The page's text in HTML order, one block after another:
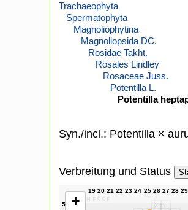
Trachaeophyta
Spermatophyta
Magnoliophytina
Magnoliopsida DC.
Rosidae Takht.
Rosales Lindley
Rosaceae Juss.
Potentilla L.
Potentilla
Syn./incl.: Potentilla ×
Verbreitung und Status
+